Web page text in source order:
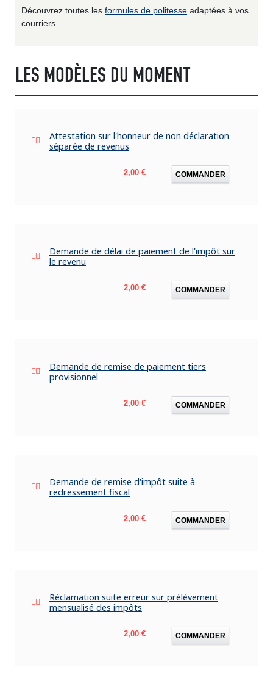
Découvrez toutes les formules de politesse adaptées à vos
courriers.
LES MODÈLES DU MOMENT
Attestation sur l'honneur de non déclaration
séparée de revenus
Prix
2,00 € COMMANDER
Demande de délai de paiement de l'impôt sur
le revenu
Prix
2,00 € COMMANDER
Demande de remise de paiement tiers
provisionnel
Prix
2,00 € COMMANDER
Demande de remise d'impôt suite à
redressement fiscal
Prix
2,00 € COMMANDER
Réclamation suite erreur sur prélèvement
mensualisé des impôts
Prix
2,00 € COMMANDER